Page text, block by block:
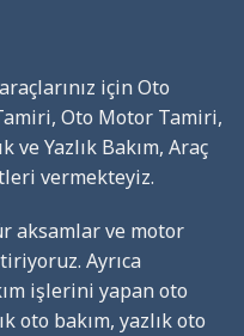
için Oto
Oto Motor Tamiri,
ve Yazlık Bakım, Araç
vermekteyiz.
aksamlar ve motor
Ayrıca
işlerini yapan oto
oto bakım, yazlık oto